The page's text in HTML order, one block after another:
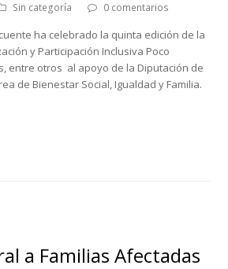
Sin categoría 0 comentarios
ha celebrado la quinta edición de la
y Participación Inclusiva Poco
entre otros al apoyo de la Diputación de
de Bienestar Social, Igualdad y Familia.
a Familias Afectadas